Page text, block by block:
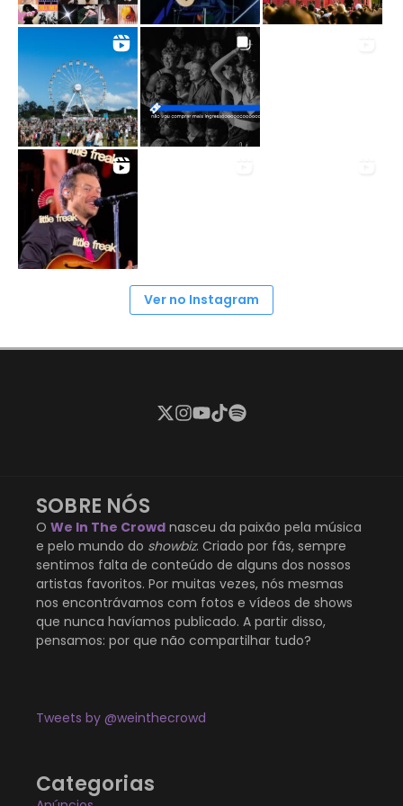
Ver no Instagram
SOBRE NÓS
O We In The Crowd nasceu da paixão pela música
e pelo mundo do showbiz. Criado por fãs, sempre
sentimos falta de conteúdo de alguns dos nossos
artistas favoritos. Por muitas vezes, nós mesmas
nos encontrávamos com fotos e vídeos de shows
que nunca havíamos publicado. A partir disso,
pensamos: por que não compartilhar tudo?
Tweets by @weinthecrowd
Categorias